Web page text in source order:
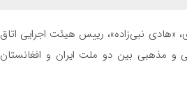
«هادی نبی‌زاده»، رییس هیئت اجرایی اتاق
و مذهبی بین دو ملت ایران و افغانستان